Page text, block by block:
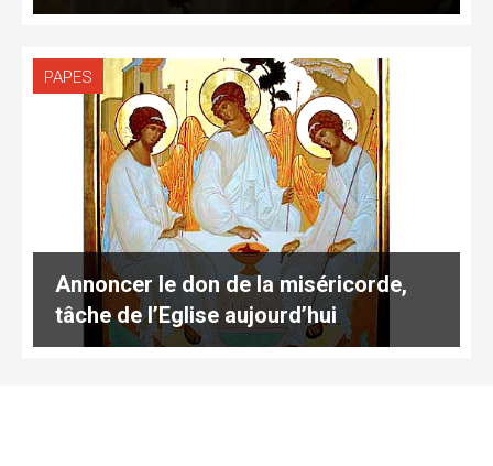
PAPES
Annoncer le don de la miséricorde,
tâche de l’Eglise aujourd’hui